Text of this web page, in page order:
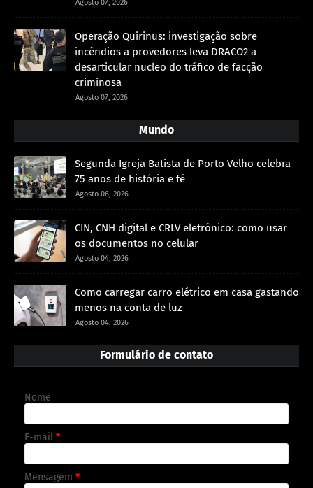
Agosto 07, 2026
Operação Quirinus: investigação sobre
incêndios a provedores leva DRACO2 a
desarticular nucleo do tráfico de facção
criminosa
Agosto 07, 2026
Mundo
Segunda Igreja Batista de Porto Velho celebra
75 anos de história e fé
Agosto 06, 2026
CIN, CNH digital e CRLV eletrônico: como usar
os documentos no celular
Agosto 04, 2026
Como carregar carro elétrico em casa gastando
menos na conta de luz
Agosto 04, 2026
Formulário de contato
Nome
E-mail *
Mensagem *